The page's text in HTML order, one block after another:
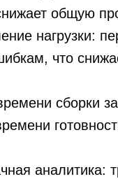
общую
нагрузки:
что
сборки
аналитика: